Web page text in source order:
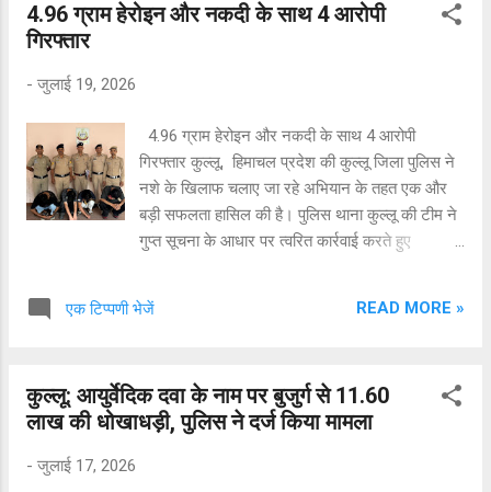
उन्होंने कहा कि यह दिवस कारगिल के अमर शहीदों के
दुश्मनों को परास्त कर देश की सीमाओं की रक्षा की थी। यह
विजय पूरे राष्ट्र के लिए गर्व और गौरव का विषय है।
उन्होंने कहा कि देश की सुरक्षा के लिए अपने प्राणों का
सर्वोच्च बलिदान देने वाले वीर सैनिकों का ऋण कभी चुका...
4.96 ग्राम हेरोइन और नकदी के साथ 4 आरोपी
गिरफ्तार
- जुलाई 19, 2026
4.96 ग्राम हेरोइन और नकदी के साथ 4 आरोपी
गिरफ्तार कुल्लू, हिमाचल प्रदेश की कुल्लू जिला पुलिस ने
नशे के खिलाफ चलाए जा रहे अभियान के तहत एक और
बड़ी सफलता हासिल की है। पुलिस थाना कुल्लू की टीम ने
गुप्त सूचना के आधार पर त्वरित कार्रवाई करते हुए
मकान में दी दबिश मिली जानकारी के अनुसार, 18 जुलाई
सूचना मिलते ही पुलिस टीम ने बिना समय गंवाए सुनियोजित
तरीके से उक्त मकान में दबिश दी। तलाशी के दौरान पुलिस
एक टिप्पणी भेजें READ MORE »
कुल्लू: आयुर्वेदिक दवा के नाम पर बुजुर्ग से 11.60
लाख की धोखाधड़ी, पुलिस ने दर्ज किया मामला
- जुलाई 17, 2026